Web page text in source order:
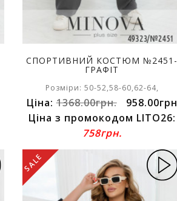
СПОРТИВНИЙ КОСТЮМ №2451-
ГРАФІТ
Розміри: 50-52,58-60,62-64,
Ціна:1368.00грн.
958.00грн
Ціна з промокодом LITO26:
758грн.
SALE